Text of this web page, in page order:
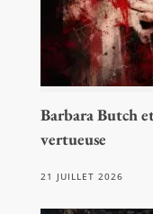
Barbara Butch
vertueuse
21 JUILLET 2026